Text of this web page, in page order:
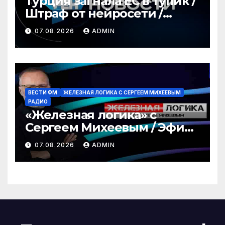
Штраф от нейросети /
Война за пляжи / РЕН
Новости 12:30, 07.08.2026
07.08.2026 ADMIN
ВЕСТИ ФМ
ЖЕЛЕЗНАЯ ЛОГИКА С СЕРГЕЕМ МИХЕЕВЫМ
РАДИО
«Железная логика» с
Сергеем Михеевым / Эфир
07.08.2026
07.08.2026 ADMIN